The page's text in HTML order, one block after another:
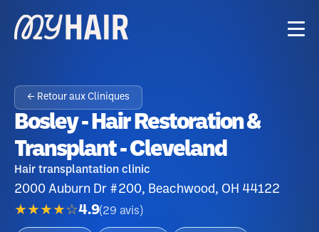
← Retour aux Cliniques
Bosley - Hair Restoration &
Transplant - Cleveland
Hair transplantation clinic
2000 Auburn Dr #200, Beachwood, OH 44122
★★★★☆4.9(29 avis )